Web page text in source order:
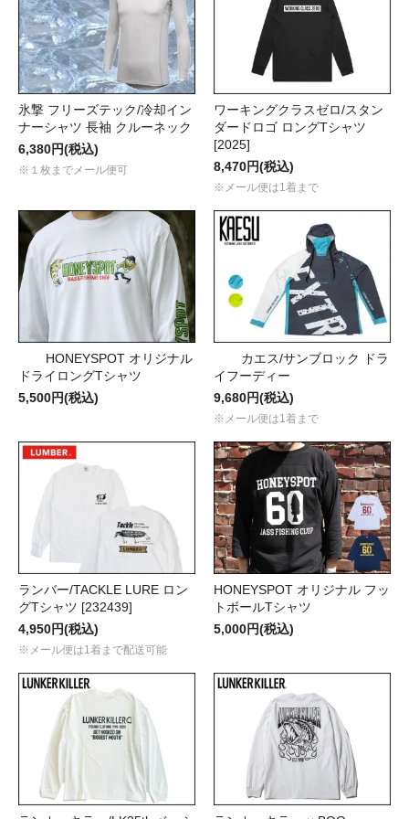
氷撃 フリーズテック/冷却イン
ナーシャツ 長袖 クルーネック
6,380円(税込)
※１枚までメール便可
ワーキングクラスゼロ/スタン
ダードロゴ ロングTシャツ
[2025]
8,470円(税込)
※メール便は1着まで
HONEYSPOT オリジナル
ドライロングTシャツ
5,500円(税込)
カエス/サンブロック ドラ
イフーディー
9,680円(税込)
※メール便は1着まで
ランバー/TACKLE LURE ロン
グTシャツ [232439]
4,950円(税込)
※メール便は1着まで配送可能
HONEYSPOT オリジナル フッ
トボールTシャツ
5,000円(税込)